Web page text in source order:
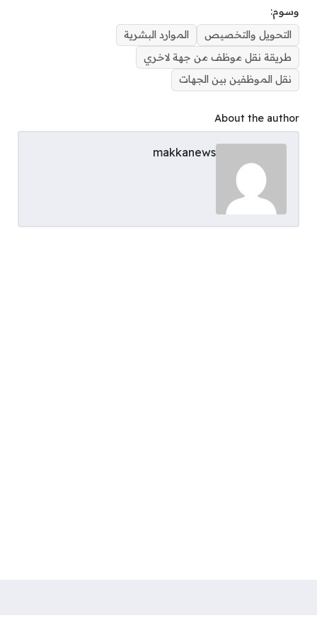
وسوم:
التحويل والتخصيص
الموارد البشرية
طريقة نقل موظف من جهة لاخري
نقل الموظفين بين الجهات
About the author
makkanews